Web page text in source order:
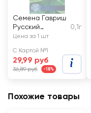
Семена Гавриш
Русский
богатырь
Русский гигант
0,1г
Цена за 1 шт
С Картой №1
29,99 руб
36,89 руб -18%
Похожие товары